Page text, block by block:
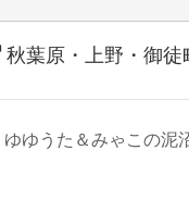
秋葉原・上野・御徒
ゆゆうた＆みゃこの泥